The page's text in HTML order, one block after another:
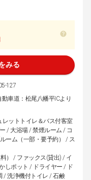
みる
127
車道：松尾八幡平ICより
ットトイレ＆バス付客室
/ 大浴場 / 禁煙ルーム / コ
ーム（一部・要予約） / ス
） / ファックス(貸出) / イ
しポット / ドライヤー / ド
/ 洗浄機付トイレ / 石鹸